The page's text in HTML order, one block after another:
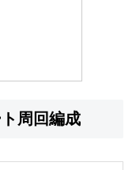
周回編成